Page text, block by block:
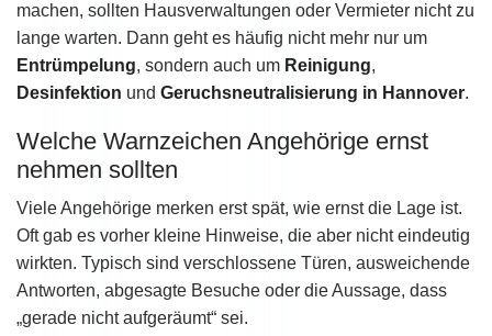
machen, sollten Hausverwaltungen oder Vermieter nicht zu
lange warten. Dann geht es häufig nicht mehr nur um
Entrümpelung, sondern auch um Reinigung,
Desinfektion und Geruchsneutralisierung in Hannover.
Welche Warnzeichen Angehörige ernst
nehmen sollten
Viele Angehörige merken erst spät, wie ernst die Lage ist.
Oft gab es vorher kleine Hinweise, die aber nicht eindeutig
wirkten. Typisch sind verschlossene Türen, ausweichende
Antworten, abgesagte Besuche oder die Aussage, dass
„gerade nicht aufgeräumt“ sei.